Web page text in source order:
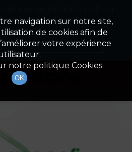
navigation sur notre site,
de cookies afin de
votre expérience
notre politique Cookies
OK
pour l'installer.
Télécharger l'application